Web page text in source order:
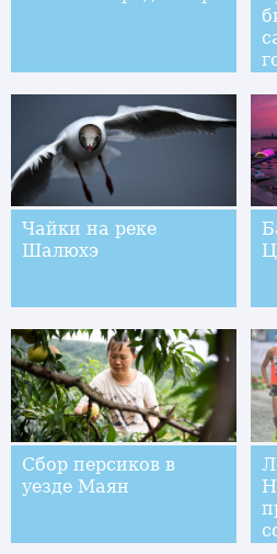
Чайки на реке
Шалюхэ
Сбор персиков в
уезде Маян